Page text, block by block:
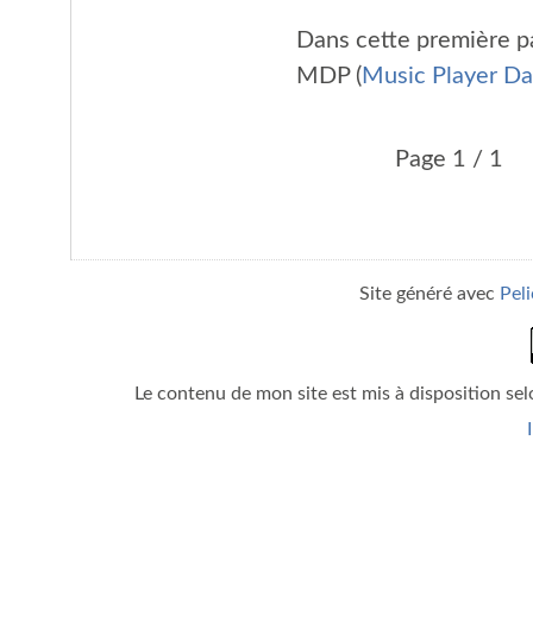
Dans cette première
MDP ( Music Player
Page 1 / 1
Site généré avec
Le contenu de mon site est mis à disposition